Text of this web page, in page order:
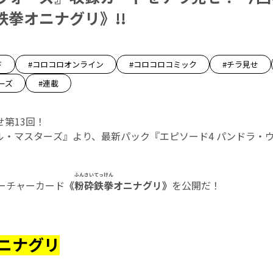
拳オニナグリ》!!
#コロコロオンライン #コロコロコミック
#チラ見せ
ズ
#連載
13回！
・マスターズ』より、最新パック『エピソード4 パンドラ・
チャーカード 《粉砕鉄拳
ふんさいてっけん
オニナグリ》 を公開だ！
ナグリ